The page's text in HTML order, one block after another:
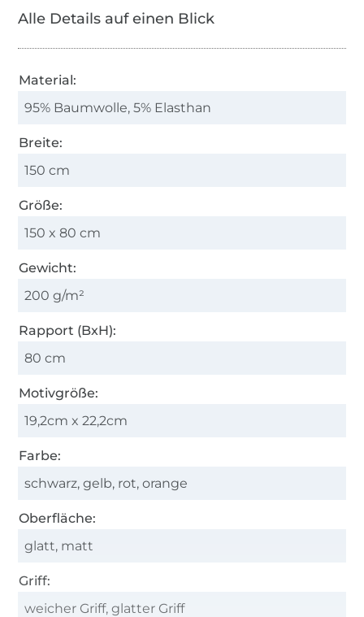
Alle Details auf einen Blick
Material:
95% Baumwolle, 5% Elasthan
Breite:
150 cm
Größe:
150 x 80 cm
Gewicht:
200 g/m²
Rapport (BxH):
80 cm
Motivgröße:
19,2cm x 22,2cm
Farbe:
schwarz, gelb, rot, orange
Oberfläche:
glatt, matt
Griff:
weicher Griff, glatter Griff